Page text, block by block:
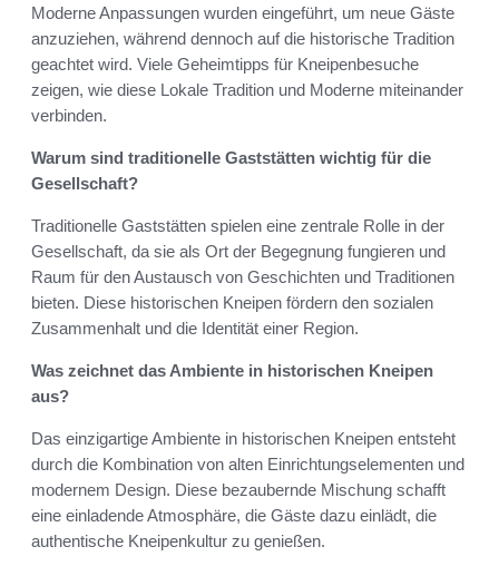
Moderne Anpassungen wurden eingeführt, um neue Gäste
anzuziehen, während dennoch auf die historische Tradition
geachtet wird. Viele Geheimtipps für Kneipenbesuche
zeigen, wie diese Lokale Tradition und Moderne miteinander
verbinden.
Warum sind traditionelle Gaststätten wichtig für die
Gesellschaft?
Traditionelle Gaststätten spielen eine zentrale Rolle in der
Gesellschaft, da sie als Ort der Begegnung fungieren und
Raum für den Austausch von Geschichten und Traditionen
bieten. Diese historischen Kneipen fördern den sozialen
Zusammenhalt und die Identität einer Region.
Was zeichnet das Ambiente in historischen Kneipen
aus?
Das einzigartige Ambiente in historischen Kneipen entsteht
durch die Kombination von alten Einrichtungselementen und
modernem Design. Diese bezaubernde Mischung schafft
eine einladende Atmosphäre, die Gäste dazu einlädt, die
authentische Kneipenkultur zu genießen.